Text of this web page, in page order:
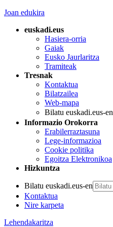
Joan edukira
euskadi.eus
Hasiera-orria
Gaiak
Eusko Jaurlaritza
Tramiteak
Tresnak
Kontaktua
Bilatzailea
Web-mapa
Bilatu euskadi.eus-en
Informazio Orokorra
Erabilerraztasuna
Lege-informazioa
Cookie politika
Egoitza Elektronikoa
Hizkuntza
Bilatu euskadi.eus-en
Kontaktua
Nire karpeta
Lehendakaritza